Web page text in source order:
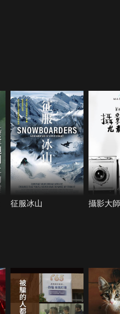
征服冰山 攝影大